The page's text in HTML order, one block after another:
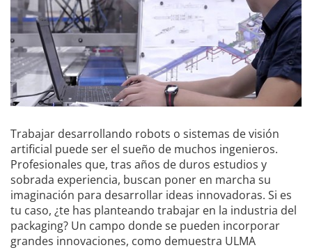
Trabajar desarrollando robots o sistemas de visión
artificial puede ser el sueño de muchos ingenieros.
Profesionales que, tras años de duros estudios y
sobrada experiencia, buscan poner en marcha su
imaginación para desarrollar ideas innovadoras. Si es
tu caso, ¿te has planteando trabajar en la industria del
packaging? Un campo donde se pueden incorporar
grandes innovaciones, como demuestra ULMA